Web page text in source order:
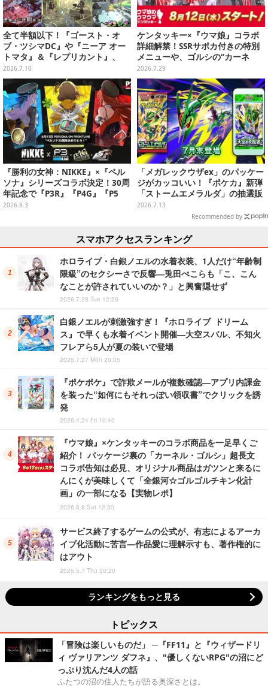
全て半額以下！『ゴースト・オ
ブ・ツシマDC』や『ニーア オー
トマタ』＆『レプリカント』、
『十三機兵防衛圏』などの名作で
夏を乗り切ろう【eショップ・PS
Storeのお薦めセール】
2026.7.10
ケンタッキー×『ウマ娘』コラボ
詳細解禁！SSRサポカ付きの特別
メニューや、ゴルシの“カーネ
ル・サンダース衣装”がゲーム内
に実装
2026.7.29
『勝利の女神：NIKKE』×『ペル
ソナ』シリーズコラボ決定！30周
年記念で『P3R』『P4G』『P5
R』の3作品参戦
2026.8.3
「メガレックウザex」のパッケー
ジがカッコいい！『ポケカ』新弾
「ストームエメラルダ」の抽選販
売がヨドバシで実施
2026.7.13
Recommended by
スマホアクセスランキング
ホロライブ・白銀ノエルの水着衣装、1人だけ“年齢制
限級”のセクシーさで反響―兎田ぺこらも「こ、こん
なことが許されていいのか？」と興奮隠せず
2026.7.28 Tue 12:20
白銀ノエルが刺激強すぎ！『ホロライブ ドリーム
ス』で早くも水着イベント開催―大空スバル、不知火
フレアら5人が夏の装いで登場
2026.7.27 Mon 20:05
『ポケポケ』で詐欺メールが複数確認―アプリ内課金
を装った“如何にもそれっぽい領収書”でクリックを誘
発
2026.4.24 Fri 10:40
『ウマ娘』×ケンタッキーのコラボ商品を一足早くご
紹介！ パッケージ裏の「カーネル・ゴルシ」超長文
コラボ告知は必見、オリジナル商品はガツンと来るに
んにくが美味しくて「全銀河☆ゴルゴルチキン化計
画」の一部になる【実物レポ】
2026.8.8 Sat 12:30
サービス終了するゲームの公式が、有志によるアーカ
イブ化活動に苦言―作品愛に理解示すも、著作権的に
はアウト
2026.5.7 Thu 20:20
ランキングをもっと見る
トピックス
「冒険は楽しいものだ」 ─『FF11』と『ウィザードリ
ィ ヴァリアンツ ダフネ』、"優しくないRPG"の沼にど
っぷり沈んだ4人の話
ふたつの沼の住人たちが語る奥深さとは。